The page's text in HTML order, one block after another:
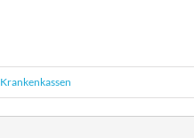
Krankenkassen